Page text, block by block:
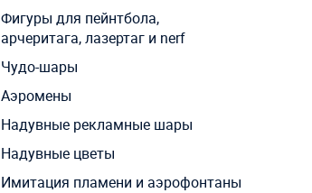
Фигуры для пейнтбола,
арчеритага, лазертаг и nerf
Чудо-шары
Аэромены
Надувные рекламные шары
Надувные цветы
Имитация пламени и аэрофонтаны